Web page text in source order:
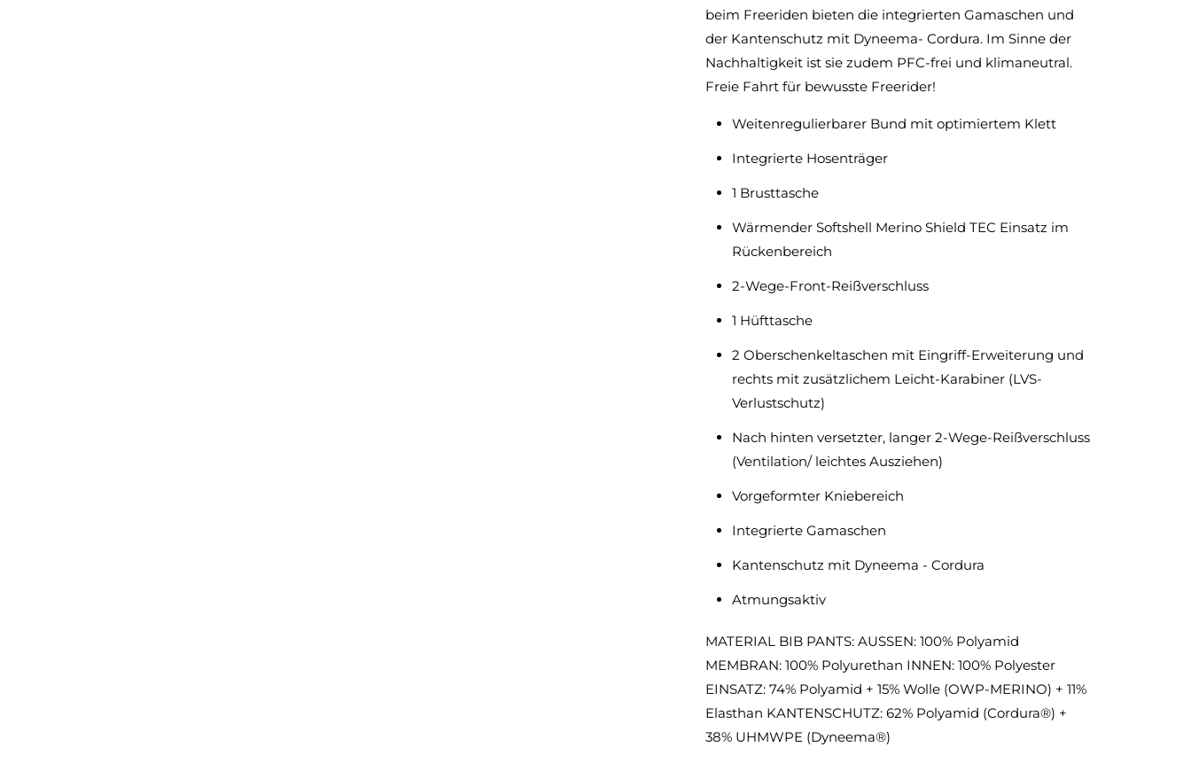
beim Freeriden bieten die integrierten Gamaschen und
der Kantenschutz mit Dyneema- Cordura. Im Sinne der
Nachhaltigkeit ist sie zudem PFC-frei und klimaneutral.
Freie Fahrt für bewusste Freerider!
Weitenregulierbarer Bund mit optimiertem Klett
Integrierte Hosenträger
1 Brusttasche
Wärmender Softshell Merino Shield TEC Einsatz im
Rückenbereich
2-Wege-Front-Reißverschluss
1 Hüfttasche
2 Oberschenkeltaschen mit Eingriff-Erweiterung und
rechts mit zusätzlichem Leicht-Karabiner (LVS-
Verlustschutz)
Nach hinten versetzter, langer 2-Wege-Reißverschluss
(Ventilation/ leichtes Ausziehen)
Vorgeformter Kniebereich
Integrierte Gamaschen
Kantenschutz mit Dyneema - Cordura
Atmungsaktiv
MATERIAL BIB PANTS: AUSSEN: 100% Polyamid
MEMBRAN: 100% Polyurethan INNEN: 100% Polyester
EINSATZ: 74% Polyamid + 15% Wolle (OWP-MERINO) + 11%
Elasthan KANTENSCHUTZ: 62% Polyamid (Cordura®) +
38% UHMWPE (Dyneema®)